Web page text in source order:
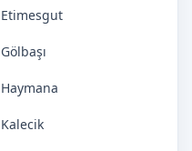
Etimesgut
Gölbaşı
Haymana
Kalecik